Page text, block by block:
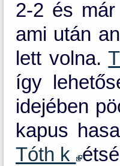
2-2 és
ami után
lett volna.
így
idejében
kapus
Tóth k